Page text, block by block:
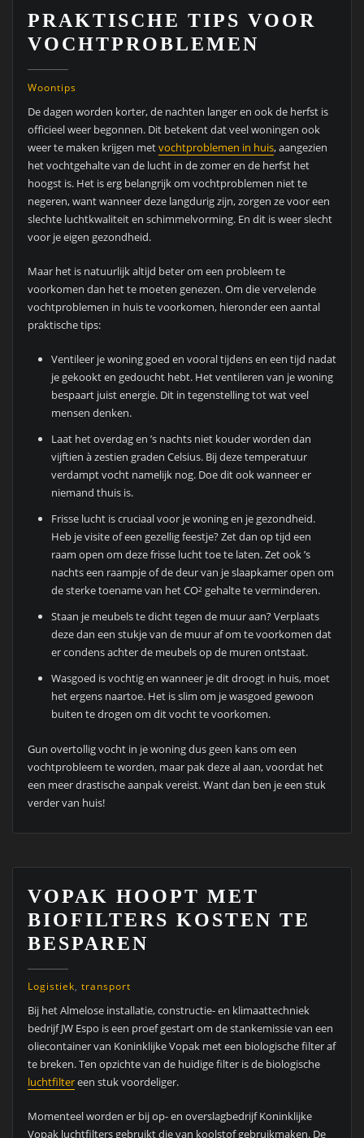
PRAKTISCHE TIPS VOOR
VOCHTPROBLEMEN
Woontips
De dagen worden korter, de nachten langer en ook de herfst is
officieel weer begonnen. Dit betekent dat veel woningen ook
weer te maken krijgen metvochtproblemen in huis, aangezien
het vochtgehalte van de lucht in de zomer en de herfst het
hoogst is. Het is erg belangrijk om vochtproblemen niet te
negeren, want wanneer deze langdurig zijn, zorgen ze voor een
slechte luchtkwaliteit en schimmelvorming. En dit is weer slecht
voor je eigen gezondheid.
Maar het is natuurlijk altijd beter om een probleem te
voorkomen dan het te moeten genezen. Om die vervelende
vochtproblemen in huis te voorkomen, hieronder een aantal
praktische tips:
Ventileer je woning goed en vooral tijdens en een tijd nadat
je gekookt en gedoucht hebt. Het ventileren van je woning
bespaart juist energie. Dit in tegenstelling tot wat veel
mensen denken.
Laat het overdag en ’s nachts niet kouder worden dan
vijftien à zestien graden Celsius. Bij deze temperatuur
verdampt vocht namelijk nog. Doe dit ook wanneer er
niemand thuis is.
Frisse lucht is cruciaal voor je woning en je gezondheid.
Heb je visite of een gezellig feestje? Zet dan op tijd een
raam open om deze frisse lucht toe te laten. Zet ook ’s
nachts een raampje of de deur van je slaapkamer open om
de sterke toename van het CO² gehalte te verminderen.
Staan je meubels te dicht tegen de muur aan? Verplaats
deze dan een stukje van de muur af om te voorkomen dat
er condens achter de meubels op de muren ontstaat.
Wasgoed is vochtig en wanneer je dit droogt in huis, moet
het ergens naartoe. Het is slim om je wasgoed gewoon
buiten te drogen om dit vocht te voorkomen.
Gun overtollig vocht in je woning dus geen kans om een
vochtprobleem te worden, maar pak deze al aan, voordat het
een meer drastische aanpak vereist. Want dan ben je een stuk
verder van huis!
VOPAK HOOPT MET
BIOFILTERS KOSTEN TE
BESPAREN
Logistiek, transport
Bij het Almelose installatie, constructie- en klimaattechniek
bedrijf JW Espo is een proef gestart om de stankemissie van een
oliecontainer van Koninklijke Vopak met een biologische filter af
te breken. Ten opzichte van de huidige filter is de biologische
luchtfiltereen stuk voordeliger.
Momenteel worden er bij op- en overslagbedrijf Koninklijke
Vopak luchtfilters gebruikt die van koolstof gebruikmaken. De